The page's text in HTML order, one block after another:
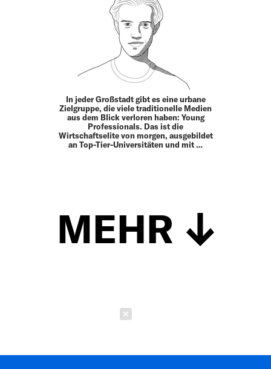
In jeder Großstadt gibt es eine urbane
Zielgruppe, die viele traditionelle Medien
aus dem Blick verloren haben: Young
Professionals. Das ist die
Wirtschaftselite von morgen, ausgebildet
an Top-Tier-Universitäten und mit …
MEHR